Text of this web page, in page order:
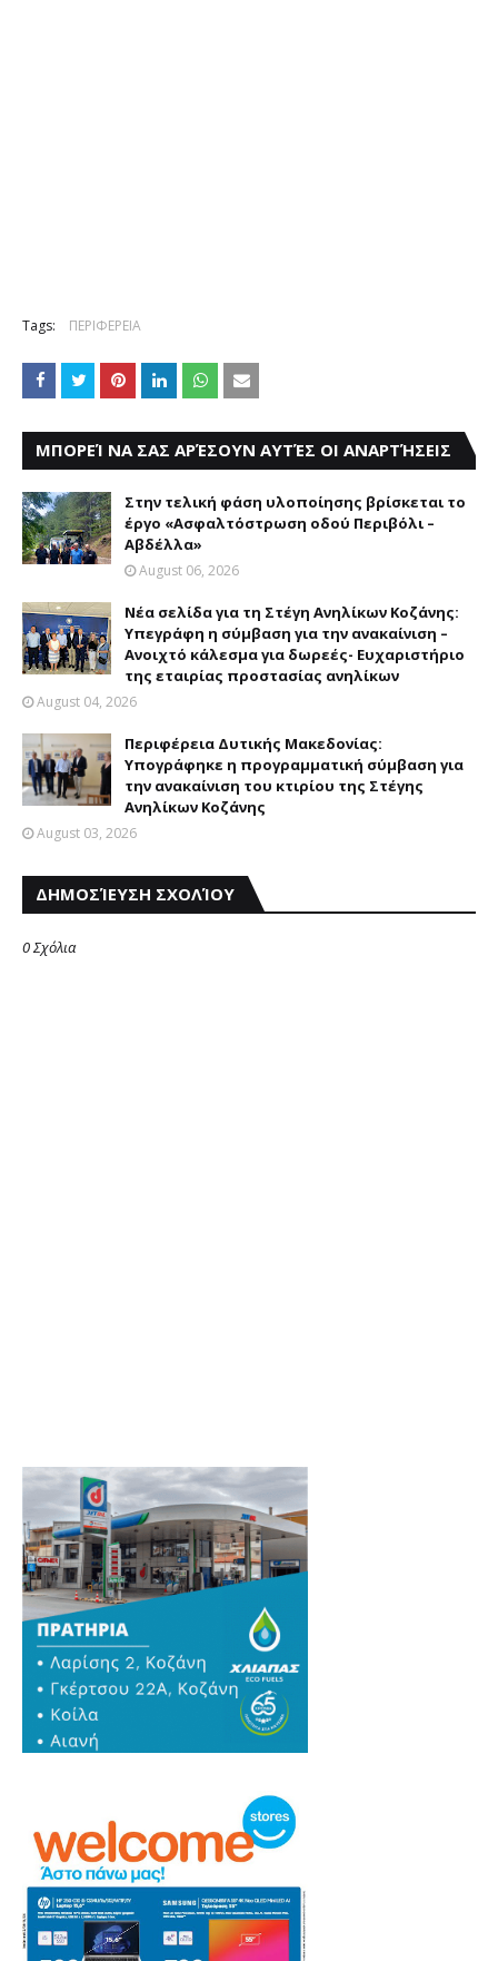
Tags: ΠΕΡΙΦΕΡΕΙΑ
ΜΠΟΡΕΊ ΝΑ ΣΑΣ ΑΡΈΣΟΥΝ ΑΥΤΈΣ ΟΙ ΑΝΑΡΤΉΣΕΙΣ
Στην τελική φάση υλοποίησης βρίσκεται το
έργο «Ασφαλτόστρωση οδού Περιβόλι –
Αβδέλλα»
August 06, 2026
Νέα σελίδα για τη Στέγη Ανηλίκων Κοζάνης:
Υπεγράφη η σύμβαση για την ανακαίνιση –
Ανοιχτό κάλεσμα για δωρεές- Ευχαριστήριο
της εταιρίας προστασίας ανηλίκων
August 04, 2026
Περιφέρεια Δυτικής Μακεδονίας:
Υπογράφηκε η προγραμματική σύμβαση για
την ανακαίνιση του κτιρίου της Στέγης
Ανηλίκων Κοζάνης
August 03, 2026
ΔΗΜΟΣΊΕΥΣΗ ΣΧΟΛΊΟΥ
0 Σχόλια